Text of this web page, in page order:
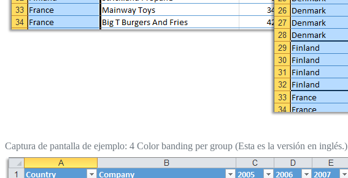
Captura de pantalla de ejemplo: 4 Color banding per group (Esta es la versión en inglés.)
Sugerencia de ayer